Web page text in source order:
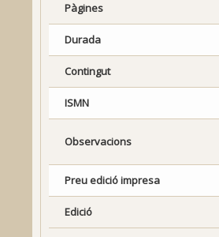
Pàgines
Durada
Contingut
ISMN
Observacions
Preu edició impresa
Edició